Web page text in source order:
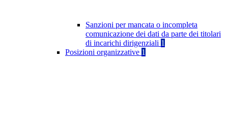
Sanzioni per mancata o incompleta
comunicazione dei dati da parte dei titolari
di incarichi dirigenziali 1
Posizioni organizzative 1